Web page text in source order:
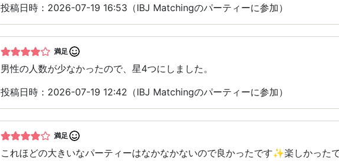
投稿日時：2026-07-19 16:53（IBJ Matchingのパーティーに参加）
満足
男性の人数が少なかったので、星4つにしました。
投稿日時：2026-07-19 12:42（IBJ Matchingのパーティーに参加）
満足
これほどの大きいなパーティーはなかなかないので良かったです✨楽しかった